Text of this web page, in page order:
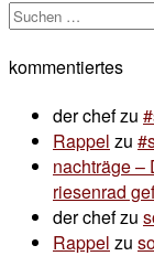
Suchen
kommentiertes
der chefzu
Rappel zu
nachträge –
riesenrad
der chefzu
Rappel zu